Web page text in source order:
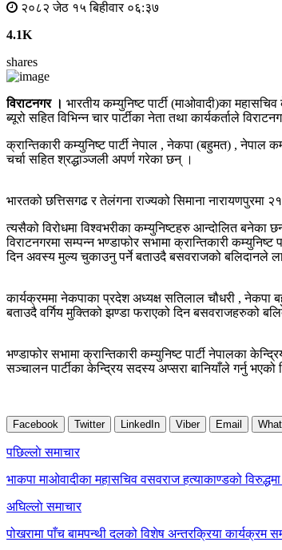
२०८२ जेठ १५ बिहीवार ०६:३७
4.1K
shares
विराटनगर । भारतीय कम्युनिष्ट पार्टी (माओवादी)का
ब्यूरो सहित विभिन्न चार पार्टीका नेता तथा कार्यकर्ताले
क्रान्तिकारी कम्युनिष्ट पार्टी नेपाल , नेकपा (बहुमत) , नेपाल
चर्चा सहित श्रद्धाञ्जली अपर्ण गरेका छन् ।
भारतको छत्तिसगढ र तेलंगना राज्यको सिमाना नारायणपुरमा
त्यसैको विरोधमा विश्वभरीका कम्युनिष्टहरु आन्दोलित बनेका
विराटनगरमा सम्पन्न भण्डाफोर सभामा क्रान्तिकारी
दिन अवस्य मुल्य चुकाउनु पर्ने बताउदै बसवराजको बलिदानले
कार्यक्रममा नेकपाका प्रदेश अध्यक्ष सतिलाल चौधरी , नेकपा
बताउदै वर्गिय मुक्तिको झण्डा फराएको दिन बसवराजहरुको
भण्डाफोर सभामा क्रान्तिकारी कम्युनिष्ट पार्टी नेपालका
सञ्चालन पार्टीका केन्द्रिय सदस्य अप्सरा बानियाँले गर्नु भएको
Facebook Twitter LinkedIn Viber Email
Post
navigation
पछिल्लाे समाचार
भाकपा माओवादीका महासचिव वसवराज हत्याकाण्डको
अघिल्लाे समाचार
पोखरामा पाँच बामपन्थी दलको विशेष अन्तरक्रिया कार्यक्रम